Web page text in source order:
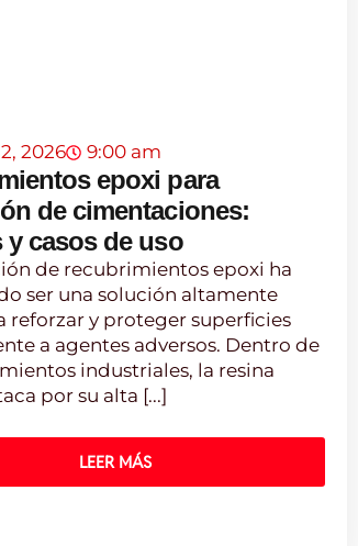
2026 9:00 am
epoxi para
de cimentaciones:
y casos de uso
de recubrimientos epoxi ha
ser una solución altamente
reforzar y proteger superficies
a agentes adversos. Dentro de
industriales, la resina
por su alta [...]
LEER MÁS